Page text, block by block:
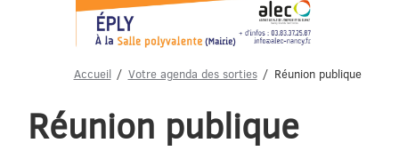
Accueil Votre agenda des sorties Réunion publique
Réunion publique